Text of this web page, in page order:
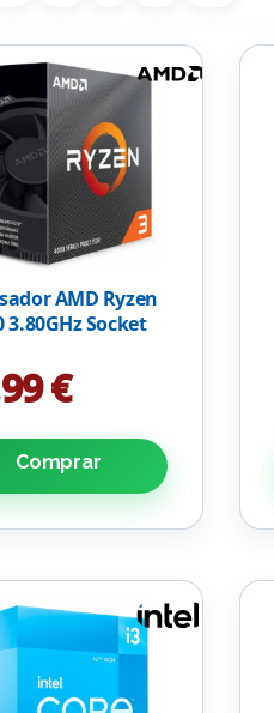
AMD Ryzen
3.80GHz Socket
€
Comprar